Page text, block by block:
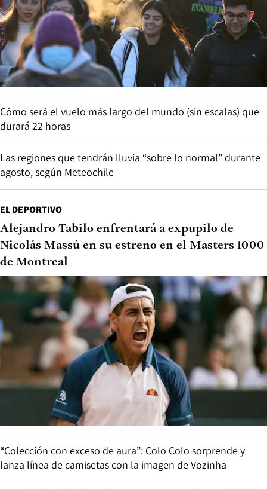
Cómo será el vuelo más largo del mundo (sin escalas) que
durará 22 horas
Las regiones que tendrán lluvia “sobre lo normal” durante
agosto, según Meteochile
EL DEPORTIVO
Alejandro Tabilo enfrentará a expupilo de
Nicolás Massú en su estreno en el Masters 1000
de Montreal
“Colección con exceso de aura”: Colo Colo sorprende y
lanza línea de camisetas con la imagen de Vozinha